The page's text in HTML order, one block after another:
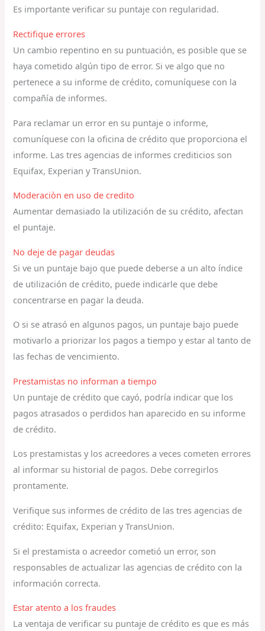
Es importante verificar su puntaje con regularidad.
Rectifique errores
Un cambio repentino en su puntuación, es posible que se
haya cometido algún tipo de error. Si ve algo que no
pertenece a su informe de crédito, comuníquese con la
compañía de informes.
Para reclamar un error en su puntaje o informe,
comuníquese con la oficina de crédito que proporciona el
informe. Las tres agencias de informes crediticios son
Equifax, Experian y TransUnion.
Moderaciòn en uso de credito
Aumentar demasiado la utilización de su crédito, afectan
el puntaje.
No deje de pagar deudas
Si ve un puntaje bajo que puede deberse a un alto índice
de utilización de crédito, puede indicarle que debe
concentrarse en pagar la deuda.
O si se atrasó en algunos pagos, un puntaje bajo puede
motivarlo a priorizar los pagos a tiempo y estar al tanto de
las fechas de vencimiento.
Prestamistas no informan a tiempo
Un puntaje de crédito que cayó, podría indicar que los
pagos atrasados o perdidos han aparecido en su informe
de crédito.
Los prestamistas y los acreedores a veces cometen errores
al informar su historial de pagos. Debe corregirlos
prontamente.
Verifique sus informes de crédito de las tres agencias de
crédito: Equifax, Experian y TransUnion.
Si el prestamista o acreedor cometió un error, son
responsables de actualizar las agencias de crédito con la
información correcta.
Estar atento a los fraudes
La ventaja de verificar su puntaje de crédito es que es más